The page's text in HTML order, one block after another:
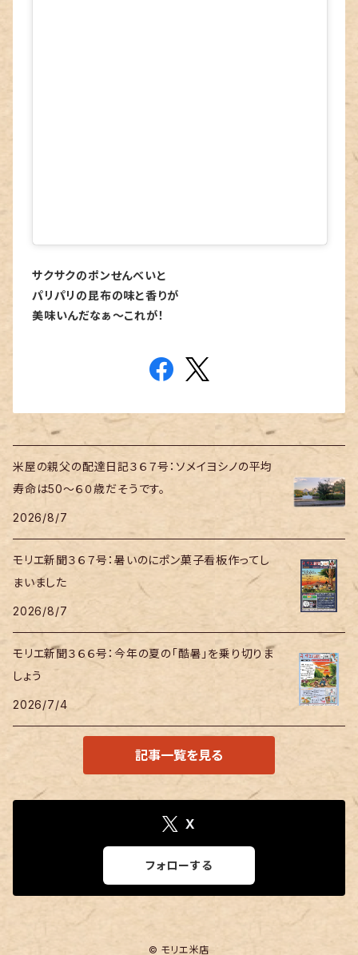
サクサクのポンせんべいと
パリパリの昆布の味と香りが
美味いんだなぁ～これが！
米屋の親父の配達日記３６７号：ソメイヨシノの平均
寿命は50～６０歳だそうです。
2026/8/7
モリエ新聞３６７号：暑いのにポン菓子看板作ってし
まいました
2026/8/7
モリエ新聞３６６号：今年の夏の「酷暑」を乗り切りま
しょう
2026/7/4
記事一覧を見る
X
フォローする
© モリエ米店